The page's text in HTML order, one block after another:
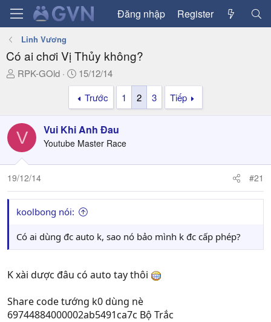
Đăng nhập Register
Linh Vương
Có ai chơi Vị Thủy không?
T
a
d
s
t
a
t
e
RPK-GOld
N
g
à
y
g
ử
i
15/12/14
Trước
1 2 3 Tiếp
V Vui Khi Anh Đau
Youtube Master Race
19/12/14 #21
koolbong nói:
Có ai dùng đc auto k, sao nó bảo mình k đc cấp phép?
K xài dược đâu có auto tay thôi
Share code tướng k0 dùng nè
69744884000002ab5491ca7c Bộ Trắc